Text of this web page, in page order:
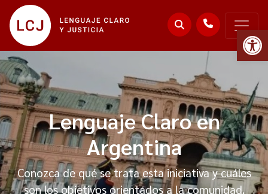
Lenguaje Claro en
Argentina
Conozca de qué se trata esta iniciativa y cuáles
son los objetivos orientados a la comunidad.